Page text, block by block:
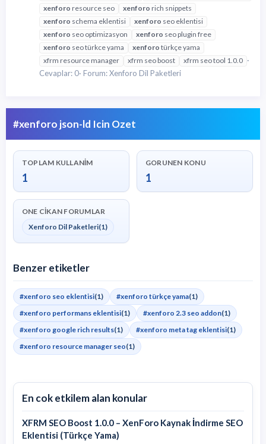
xenforo resource seo xenforo rich snippets
xenforo schema eklentisi xenforo seo eklentisi
xenforo seo optimizasyon xenforo seo plugin free
xenforo seo türkce yama xenforo türkçe yama
xfrm resource manager
xfrm seo boost xfrm seo tool 1.0.0
Cevaplar: 0 Forum:Xenforo Dil Paketleri
#xenforo json-ld Icin Ozet
TOPLAM KULLANIM
1
GORUNEN KONU
1
ONE CIKAN FORUMLAR
Xenforo Dil Paketleri(1)
Benzer etiketler
#xenforo seo eklentisi(1) #xenforo türkçe yama(1)
#xenforo performans eklentisi(1) #xenforo 2.3 seo addon(1)
#xenforo google rich results(1) #xenforo meta tag eklentisi(1)
#xenforo resource manager seo(1)
En cok etkilem alan konular
XFRM SEO Boost 1.0.0 – XenForo Kaynak İndirme SEO
Eklentisi (Türkçe Yama)